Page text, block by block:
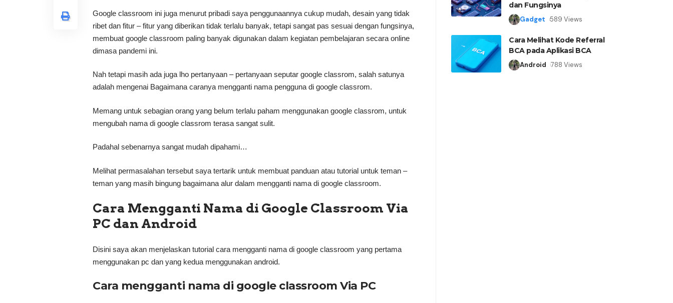
Google classroom ini juga menurut pribadi saya penggunaannya cukup mudah, desain yang tidak
ribet dan fitur – fitur yang diberikan tidak terlalu banyak, tetapi sangat pas sesuai dengan fungsinya,
membuat google classroom paling banyak digunakan dalam kegiatan pembelajaran secara online
dimasa pandemi ini.
Nah tetapi masih ada juga lho pertanyaan – pertanyaan seputar google classrom, salah satunya
adalah mengenai Bagaimana caranya mengganti nama pengguna di google classrom.
Memang untuk sebagian orang yang belum terlalu paham menggunakan google classrom, untuk
mengubah nama di google classrom terasa sangat sulit.
Padahal sebenarnya sangat mudah dipahami…
Melihat permasalahan tersebut saya tertarik untuk membuat panduan atau tutorial untuk teman –
teman yang masih bingung bagaimana alur dalam mengganti nama di google classroom.
Cara Mengganti Nama di Google Classroom Via
PC dan Android
Disini saya akan menjelaskan tutorial cara mengganti nama di google classroom yang pertama
menggunakan pc dan yang kedua menggunakan android.
Cara mengganti nama di google classroom Via PC
dan Fungsinya
Gadget 589 Views
Cara Melihat Kode Referral
BCA pada Aplikasi BCA
Android 788 Views